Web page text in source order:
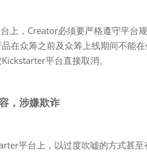
上，Creator必须要严格遵守平台
在众筹之前及众筹上线期间不能
平台直接取消。
，涉嫌欺诈
平台上，以过度吹嘘的方式甚